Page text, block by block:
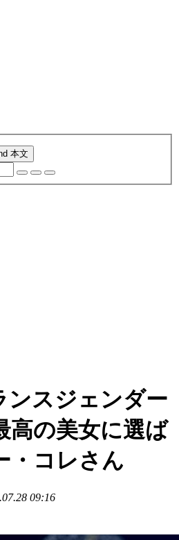
本文
ンスジェンダー
高の美女に選ば
・コレさん
09:16